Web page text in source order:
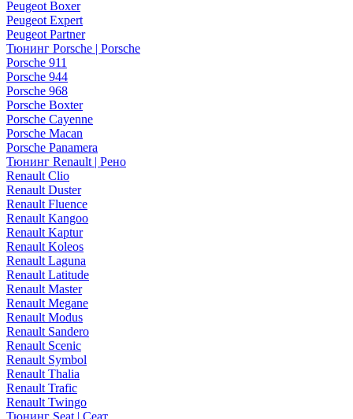
Peugeot Boxer
Peugeot Expert
Peugeot Partner
Тюнинг Porsche | Porsche
Porsche 911
Porsche 944
Porsche 968
Porsche Boxter
Porsche Cayenne
Porsche Macan
Porsche Panamera
Тюнинг Renault | Рено
Renault Clio
Renault Duster
Renault Fluence
Renault Kangoo
Renault Kaptur
Renault Koleos
Renault Laguna
Renault Latitude
Renault Master
Renault Megane
Renault Modus
Renault Sandero
Renault Scenic
Renault Symbol
Renault Thalia
Renault Trafic
Renault Twingo
Тюнинг Seat | Сеат